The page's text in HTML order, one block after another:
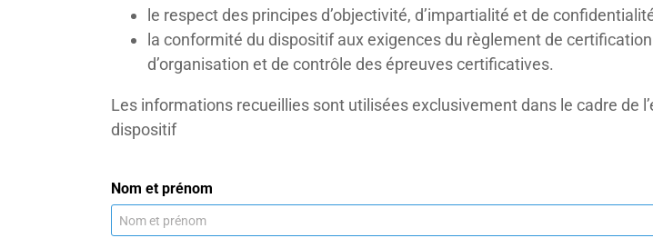
le respect des principes d’objectivité, d’impartialité et de
la conformité du dispositif aux exigences du règlement de
d’organisation et de contrôle des épreuves certificatives.
Les informations recueillies sont utilisées exclusivement dans le cadre de
dispositif
Nom et prénom